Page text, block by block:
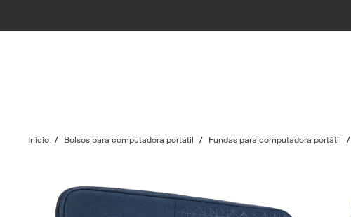
Inicio / Bolsos para computadora portátil / Fundas para computadora portátil /